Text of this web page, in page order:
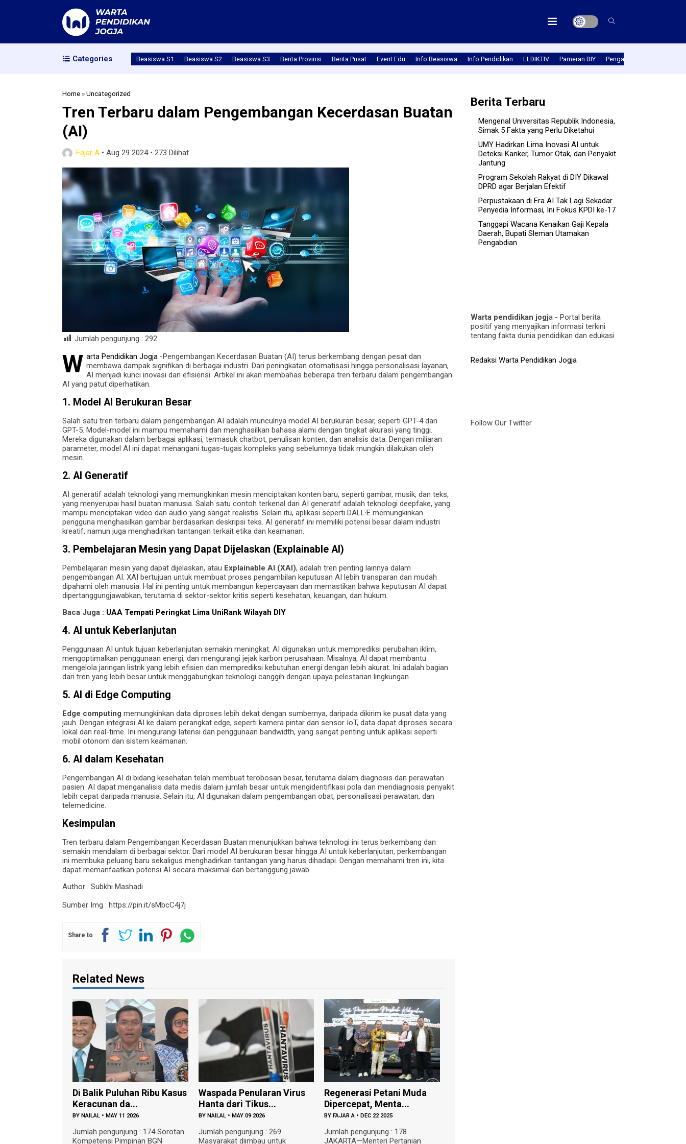
Categories Beasiswa S1 Beasiswa S2 Beasiswa S3 Berita Provinsi Berita Pusat Event Edu Info Beasiswa Info Pendidikan LLDIKTIV Pameran DIY Pengabmas
Home »Uncategorized
Tren Terbaru dalam Pengembangan Kecerdasan Buatan
(AI)
Fajar A • Aug 29 2024• 273 Dilihat
Jumlah pengunjung : 292
W arta Pendidikan Jogja -Pengembangan Kecerdasan Buatan (AI) terus berkembang dengan pesat dan
membawa dampak signifikan di berbagai industri. Dari peningkatan otomatisasi hingga personalisasi layanan,
AI menjadi kunci inovasi dan efisiensi. Artikel ini akan membahas beberapa tren terbaru dalam pengembangan
AI yang patut diperhatikan.
1. Model AI Berukuran Besar
Salah satu tren terbaru dalam pengembangan AI adalah munculnya model AI berukuran besar, seperti GPT-4 dan
GPT-5. Model-model ini mampu memahami dan menghasilkan bahasa alami dengan tingkat akurasi yang tinggi.
Mereka digunakan dalam berbagai aplikasi, termasuk chatbot, penulisan konten, dan analisis data. Dengan miliaran
parameter, model AI ini dapat menangani tugas-tugas kompleks yang sebelumnya tidak mungkin dilakukan oleh
mesin.
2. AI Generatif
AI generatif adalah teknologi yang memungkinkan mesin menciptakan konten baru, seperti gambar, musik, dan teks,
yang menyerupai hasil buatan manusia. Salah satu contoh terkenal dari AI generatif adalah teknologi deepfake, yang
mampu menciptakan video dan audio yang sangat realistis. Selain itu, aplikasi seperti DALL·E memungkinkan
pengguna menghasilkan gambar berdasarkan deskripsi teks. AI generatif ini memiliki potensi besar dalam industri
kreatif, namun juga menghadirkan tantangan terkait etika dan keamanan.
3. Pembelajaran Mesin yang Dapat Dijelaskan (Explainable AI)
Pembelajaran mesin yang dapat dijelaskan, atau Explainable AI (XAI), adalah tren penting lainnya dalam
pengembangan AI. XAI bertujuan untuk membuat proses pengambilan keputusan AI lebih transparan dan mudah
dipahami oleh manusia. Hal ini penting untuk membangun kepercayaan dan memastikan bahwa keputusan AI dapat
dipertanggungjawabkan, terutama di sektor-sektor kritis seperti kesehatan, keuangan, dan hukum.
Baca Juga : UAA Tempati Peringkat Lima UniRank Wilayah DIY
4. AI untuk Keberlanjutan
Penggunaan AI untuk tujuan keberlanjutan semakin meningkat. AI digunakan untuk memprediksi perubahan iklim,
mengoptimalkan penggunaan energi, dan mengurangi jejak karbon perusahaan. Misalnya, AI dapat membantu
mengelola jaringan listrik yang lebih efisien dan memprediksi kebutuhan energi dengan lebih akurat. Ini adalah bagian
dari tren yang lebih besar untuk menggabungkan teknologi canggih dengan upaya pelestarian lingkungan.
5. AI di Edge Computing
Edge computing memungkinkan data diproses lebih dekat dengan sumbernya, daripada dikirim ke pusat data yang
jauh. Dengan integrasi AI ke dalam perangkat edge, seperti kamera pintar dan sensor IoT, data dapat diproses secara
lokal dan real-time. Ini mengurangi latensi dan penggunaan bandwidth, yang sangat penting untuk aplikasi seperti
mobil otonom dan sistem keamanan.
6. AI dalam Kesehatan
Pengembangan AI di bidang kesehatan telah membuat terobosan besar, terutama dalam diagnosis dan perawatan
pasien. AI dapat menganalisis data medis dalam jumlah besar untuk mengidentifikasi pola dan mendiagnosis penyakit
lebih cepat daripada manusia. Selain itu, AI digunakan dalam pengembangan obat, personalisasi perawatan, dan
telemedicine.
Kesimpulan
Tren terbaru dalam Pengembangan Kecerdasan Buatan menunjukkan bahwa teknologi ini terus berkembang dan
semakin mendalam di berbagai sektor. Dari model AI berukuran besar hingga AI untuk keberlanjutan, perkembangan
ini membuka peluang baru sekaligus menghadirkan tantangan yang harus dihadapi. Dengan memahami tren ini, kita
dapat memanfaatkan potensi AI secara maksimal dan bertanggung jawab.
Author : Subkhi Mashadi
Sumber Img : https://pin.it/sMbcC4j7j
Share to
Related News
Di Balik Puluhan Ribu Kasus
Keracunan da...
BY NAILAL • MAY 11 2026
Jumlah pengunjung : 174 Sorotan
Kompetensi Pimpinan BGN
Waspada Penularan Virus
Hanta dari Tikus...
BY NAILAL • MAY 09 2026
Jumlah pengunjung : 269
Masyarakat diimbau untuk
Regenerasi Petani Muda
Dipercepat, Menta...
BYFAJAR A •DEC 22 2025
Jumlah pengunjung : 178
JAKARTA—Menteri Pertanian
Berita Terbaru
Mengenal Universitas Republik Indonesia,
Simak 5 Fakta yang Perlu Diketahui
UMY Hadirkan Lima Inovasi AI untuk
Deteksi Kanker, Tumor Otak, dan Penyakit
Jantung
Program Sekolah Rakyat di DIY Dikawal
DPRD agar Berjalan Efektif
Perpustakaan di Era AI Tak Lagi Sekadar
Penyedia Informasi, Ini Fokus KPDI ke-17
Tanggapi Wacana Kenaikan Gaji Kepala
Daerah, Bupati Sleman Utamakan
Pengabdian
Warta pendidikan jogja - Portal berita
positif yang menyajikan informasi terkini
tentang fakta dunia pendidikan dan edukasi
Redaksi Warta Pendidikan Jogja
Follow Our Twitter